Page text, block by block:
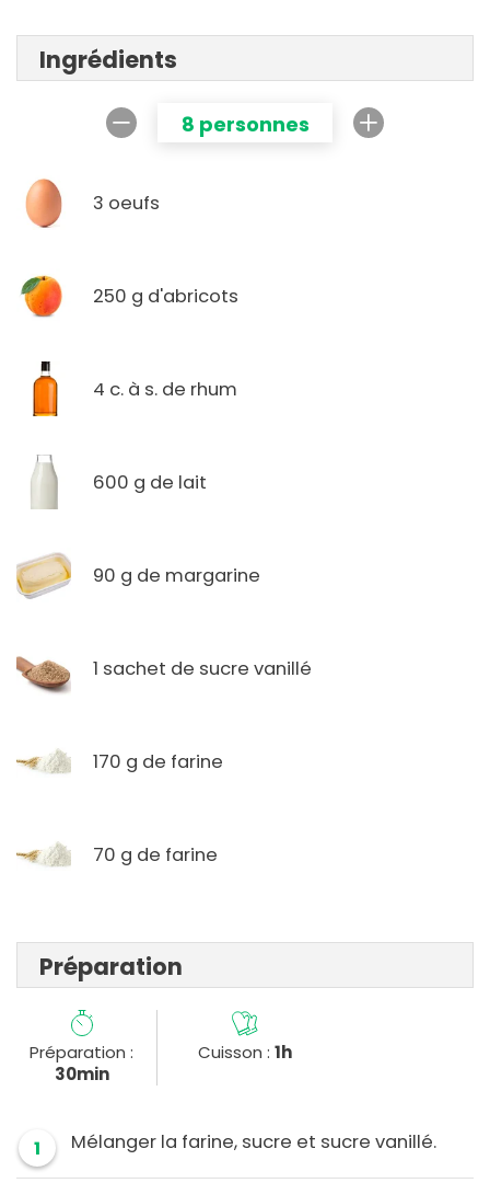
Ingrédients
8 personnes
3 oeufs
250 g d'abricots
4 c. à s. de rhum
600 g de lait
90 g de margarine
1 sachet de sucre vanillé
170 g de farine
70 g de farine
Préparation
Préparation :
30min
Cuisson : 1h
1 Mélanger la farine, sucre et sucre vanillé.